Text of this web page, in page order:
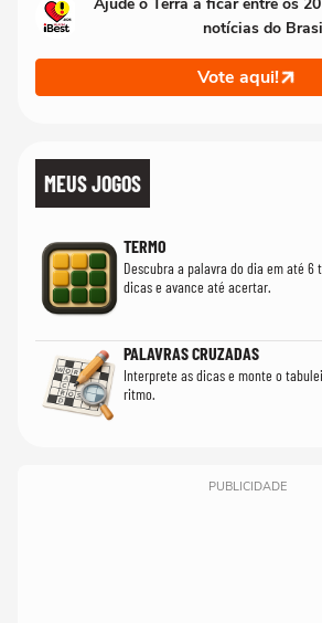
notícias do
Vote aqui!
MEUS JOGOS
TERMO
Descubra a palavra do dia em até 6
dicas e avance até acertar.
PALAVRAS CRUZADAS
Interprete as dicas e monte o
ritmo.
PUBLICIDADE